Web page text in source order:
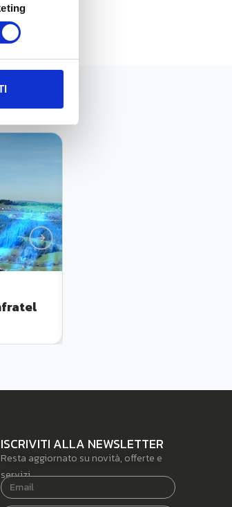
ISCRIVITI ALLA NEWSLETTER
Resta aggiornato su novità, offerte e
servizi.